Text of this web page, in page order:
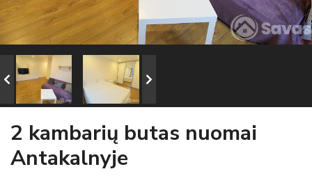
2 kambarių butas nuomai
Antakalnyje